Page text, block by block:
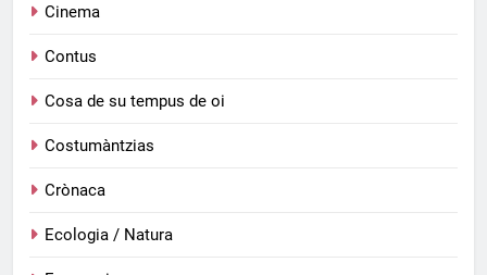
Cinema
Contus
Cosa de su tempus de oi
Costumàntzias
Crònaca
Ecologia / Natura